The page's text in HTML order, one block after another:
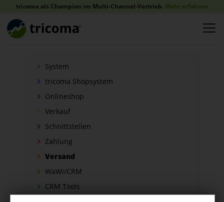
tricoma als Champion im Multi-Channel-Vertrieb. Mehr erfahren
System
tricoma Shopsystem
Onlineshop
Verkauf
Schnittstellen
Zahlung
Versand
WaWi/CRM
CRM Tools